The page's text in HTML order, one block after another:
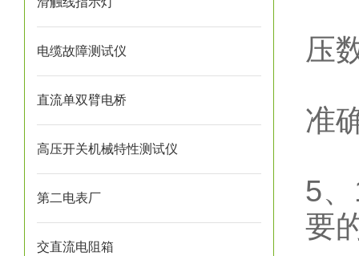
电缆故障测试仪
直流单双臂电桥
高压开关机械特性测试仪
第二电表厂
交直流电阻箱
压
准
5
要